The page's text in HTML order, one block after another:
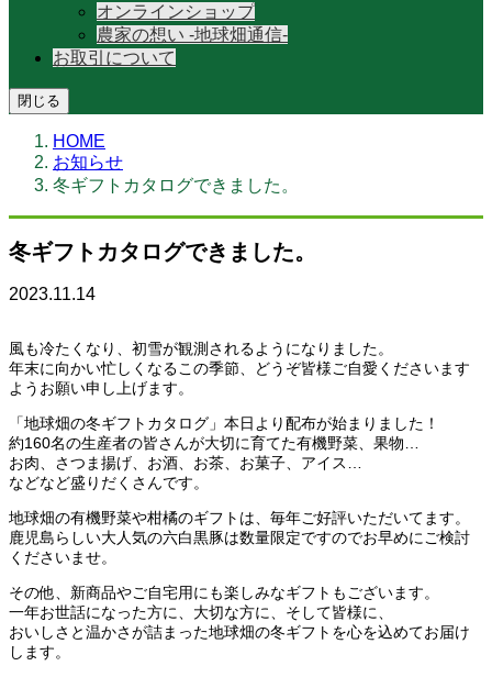
オンラインショップ
農家の想い -地球畑通信-
お取引について
閉じる
HOME
お知らせ
冬ギフトカタログできました。
冬ギフトカタログできました。
2023.11.14
風も冷たくなり、初雪が観測されるようになりました。
年末に向かい忙しくなるこの季節、どうぞ皆様ご自愛くださいます
ようお願い申し上げます。
「地球畑の冬ギフトカタログ」本日より配布が始まりました！
約160名の生産者の皆さんが大切に育てた有機野菜、果物…
お肉、さつま揚げ、お酒、お茶、お菓子、アイス…
などなど盛りだくさんです。
地球畑の有機野菜や柑橘のギフトは、毎年ご好評いただいてます。
鹿児島らしい大人気の六白黒豚は数量限定ですのでお早めにご検討
くださいませ。
その他、新商品やご自宅用にも楽しみなギフトもございます。
一年お世話になった方に、大切な方に、そして皆様に、
おいしさと温かさが詰まった地球畑の冬ギフトを心を込めてお届け
します。